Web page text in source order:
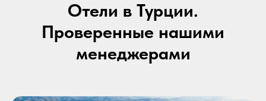
Отели в Турции.
Проверенные нашими
менеджерами